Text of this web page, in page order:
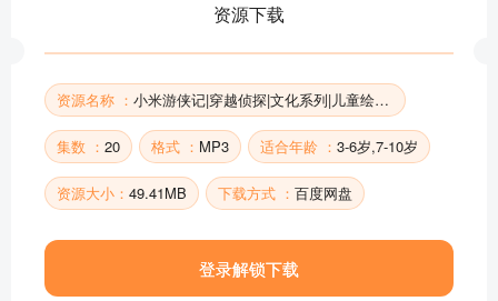
资源下载
资源名称 ： 小米游侠记|穿越侦探|文化系列|儿童绘本出版物
集数 ： 20 格式 ： MP3 适合年龄 ： 3-6岁,7-10岁
资源大小： 49.41MB 下载方式 ： 百度网盘
登录解锁下载